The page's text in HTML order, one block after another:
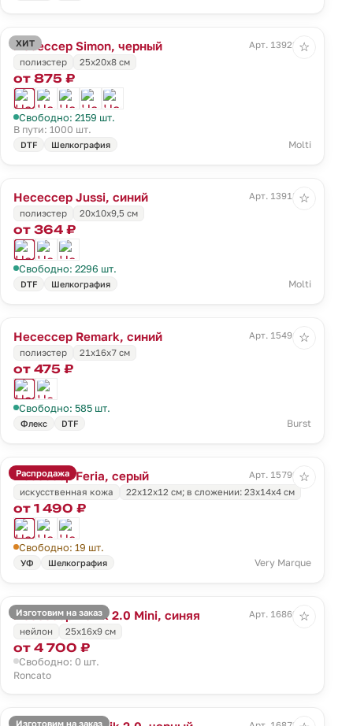
ХИТ
Несессер Simon, черный
Арт. 13922.30
полиэстер
25х20х8 см
от 875 ₽
Свободно: 2159 шт.
В пути: 1000 шт.
DTF Шелкография Molti
☆
Несессер Jussi, синий
Арт. 13918.45
полиэстер
20x10x9,5 см
от 364 ₽
Свободно: 2296 шт.
DTF Шелкография Molti
☆
Несессер Remark, синий
Арт. 15491.40
полиэстер
21х16х7 см
от 475 ₽
Свободно: 585 шт.
Флекс DTF Burst
☆
Распродажа
Несессер Feria, серый
Арт. 15799.10
искусственная кожа
22х12х12 см; в сложении: 23х14х4 см
от 1 490 ₽
Свободно: 19 шт.
УФ Шелкография Very Marque
☆
Изготовим на заказ
Несессер Ironik 2.0 Mini, синяя
Арт. 16869.40
нейлон
25x16x9 см
от 4 700 ₽
Свободно: 0 шт.
Roncato
☆
Изготовим на заказ